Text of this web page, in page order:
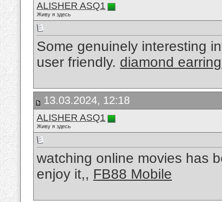
ALISHER ASQ1
Живу я здесь
Some genuinely interesting
user friendly. diamond
13.03.2024, 12:18
ALISHER ASQ1
Живу я здесь
watching online movies has
enjoy it,, FB88 Mobile